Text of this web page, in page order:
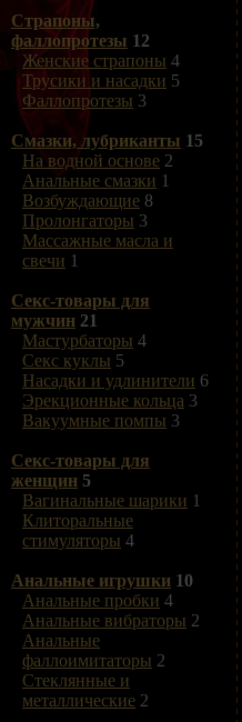
Страпоны,
фаллопротезы 12
Женские страпоны 4
Трусики и насадки 5
Фаллопротезы 3
Смазки, лубриканты 15
На водной основе 2
Анальные смазки 1
Возбуждающие 8
Пролонгаторы 3
Массажные масла и
свечи 1
Секс-товары для
мужчин 21
Мастурбаторы 4
Секс куклы 5
Насадки и удлинители 6
Эрекционные кольца 3
Вакуумные помпы 3
Секс-товары для
женщин 5
Вагинальные шарики 1
Клиторальные
стимуляторы 4
Анальные игрушки 10
Анальные пробки 4
Анальные вибраторы 2
Анальные
фаллоимитаторы 2
Стеклянные и
металлические 2